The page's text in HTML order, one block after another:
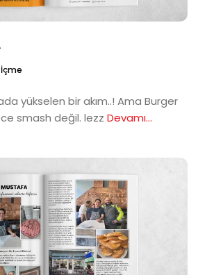
yükselen bir akım..! Ama Burger
smash değil. lezz Devamı...